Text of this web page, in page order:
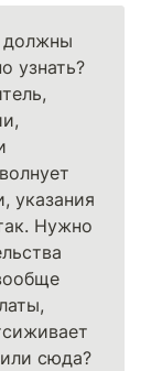
должны
узнать?
указания
Нужно
сюда?